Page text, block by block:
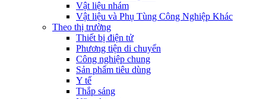
Vật liệu nhám
Vật liệu và Phụ Tùng Công Nghiệp Khác
Theo thị trường
Thiết bị điện tử
Phương tiện di chuyển
Công nghiệp chung
Sản phẩm tiêu dùng
Y tế
Thắp sáng